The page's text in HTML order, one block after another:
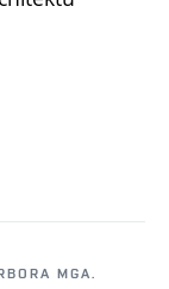
MGA.